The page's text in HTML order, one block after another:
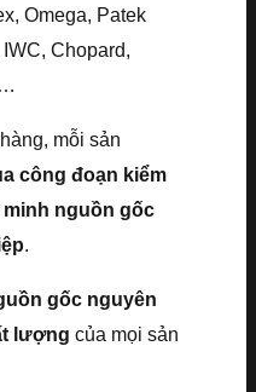
Omega, Patek
Chopard,
mỗi sản
công đoạn kiểm
nguồn gốc
.
gốc nguyên
lượng của mọi sản